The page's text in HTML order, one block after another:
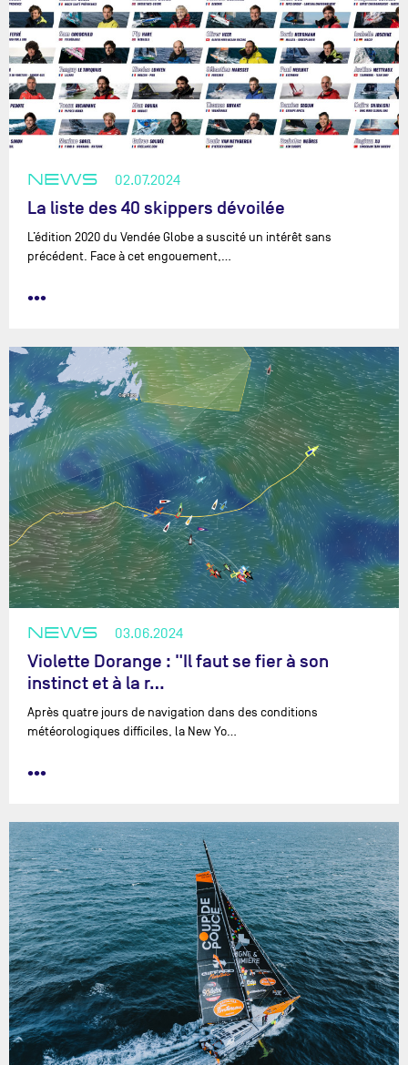
NEWS 02.07.2024
La liste des 40 skippers dévoilée
L’édition 2020 du Vendée Globe a suscité un intérêt sans
précédent. Face à cet engouement,…
•••
NEWS 03.06.2024
Violette Dorange : "Il faut se fier à son
instinct et à la r…
Après quatre jours de navigation dans des conditions
météorologiques difficiles, la New Yo…
•••